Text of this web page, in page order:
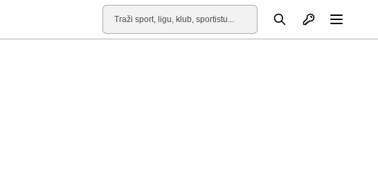
Pretraga Otvori profil